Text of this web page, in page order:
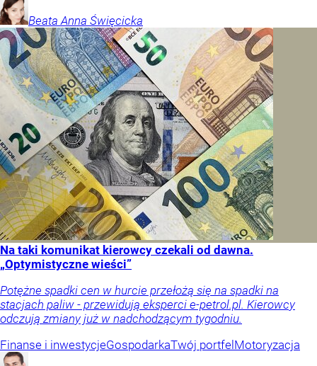
Beata Anna Święcicka
Na taki komunikat kierowcy czekali od dawna.
„Optymistyczne wieści”
Potężne spadki cen w hurcie przełożą się na spadki na
stacjach paliw - przewidują eksperci e-petrol.pl. Kierowcy
odczują zmiany już w nadchodzącym tygodniu.
Finanse i inwestycjeGospodarkaTwój portfelMotoryzacja